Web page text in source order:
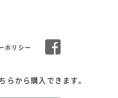
ポリシー
から購入できます。